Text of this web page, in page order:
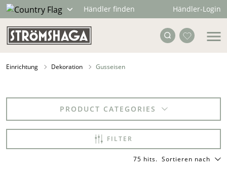
Händler finden Händler-Login
Einrichtung Dekoration Gusseisen
PRODUCT CATEGORIES
FILTER
75 hits. Sortieren nach